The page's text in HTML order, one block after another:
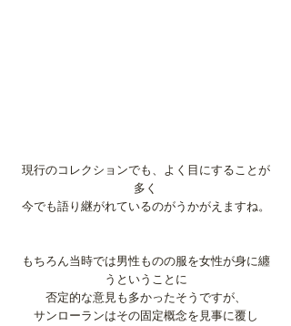
現行のコレクションでも、よく目にすることが
多く
今でも語り継がれているのがうかがえますね。
もちろん当時では男性ものの服を女性が身に纏
うということに
否定的な意見も多かったそうですが、
サンローランはその固定概念を見事に覆し